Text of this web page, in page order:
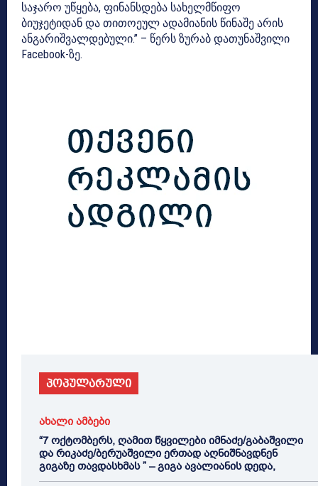
საჯარო უწყება, ფინანსდება სახელმწიფო
ბიუჯეტიდან და თითოეულ ადამიანის წინაშე არის
ანგარიშვალდებული.” – წერს ზურაბ დათუნაშვილი
Facebook-ზე.
პოპულარული
ახალი ამბები
“7 ოქტომბერს, ღამით წყვილები იმნაძე/გაბაშვილი
და რიკაძე/ბერუაშვილი ერთად აღნიშნავდნენ
გიგაზე თავდასხმას ” – გიგა ავალიანის დედა,